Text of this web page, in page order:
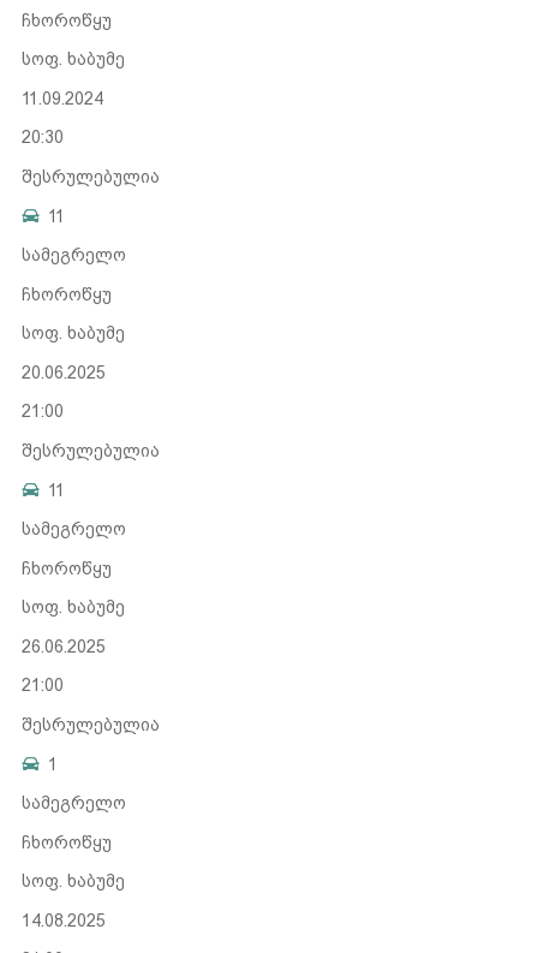
ჩხოროწყუ
სოფ. ხაბუმე
11.09.2024
20:30
შესრულებულია
11
სამეგრელო
ჩხოროწყუ
სოფ. ხაბუმე
20.06.2025
21:00
შესრულებულია
11
სამეგრელო
ჩხოროწყუ
სოფ. ხაბუმე
26.06.2025
21:00
შესრულებულია
1
სამეგრელო
ჩხოროწყუ
სოფ. ხაბუმე
14.08.2025